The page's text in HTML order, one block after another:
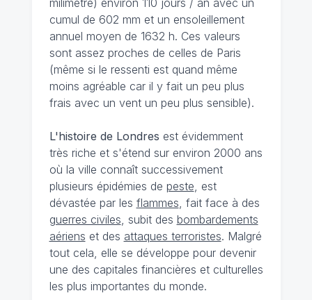
cumul de 602 mm et un ensoleillement
annuel moyen de 1632 h. Ces valeurs
sont assez proches de celles de Paris
(même si le ressenti est quand même
moins agréable car il y fait un peu plus
frais avec un vent un peu plus sensible).
L'histoire de Londres est évidemment
très riche et s'étend sur environ 2000 ans
où la ville connaît successivement
plusieurs épidémies de peste , est
dévastée par les flammes , fait face à des
guerres civiles , subit des bombardements
aériens et des attaques terroristes. Malgré
tout cela, elle se développe pour devenir
une des capitales financières et culturelles
les plus importantes du monde.